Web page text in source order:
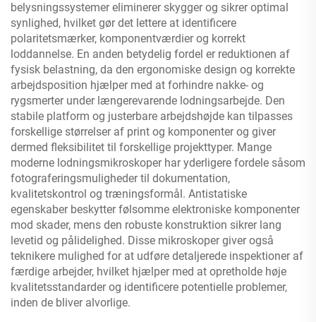
belysningssystemer eliminerer skygger og sikrer optimal
synlighed, hvilket gør det lettere at identificere
polaritetsmærker, komponentværdier og korrekt
loddannelse. En anden betydelig fordel er reduktionen af
fysisk belastning, da den ergonomiske design og korrekte
arbejdsposition hjælper med at forhindre nakke- og
rygsmerter under længerevarende lodningsarbejde. Den
stabile platform og justerbare arbejdshøjde kan tilpasses
forskellige størrelser af print og komponenter og giver
dermed fleksibilitet til forskellige projekttyper. Mange
moderne lodningsmikroskoper har yderligere fordele såsom
fotograferingsmuligheder til dokumentation,
kvalitetskontrol og træningsformål. Antistatiske
egenskaber beskytter følsomme elektroniske komponenter
mod skader, mens den robuste konstruktion sikrer lang
levetid og pålidelighed. Disse mikroskoper giver også
teknikere mulighed for at udføre detaljerede inspektioner af
færdige arbejder, hvilket hjælper med at opretholde høje
kvalitetsstandarder og identificere potentielle problemer,
inden de bliver alvorlige.